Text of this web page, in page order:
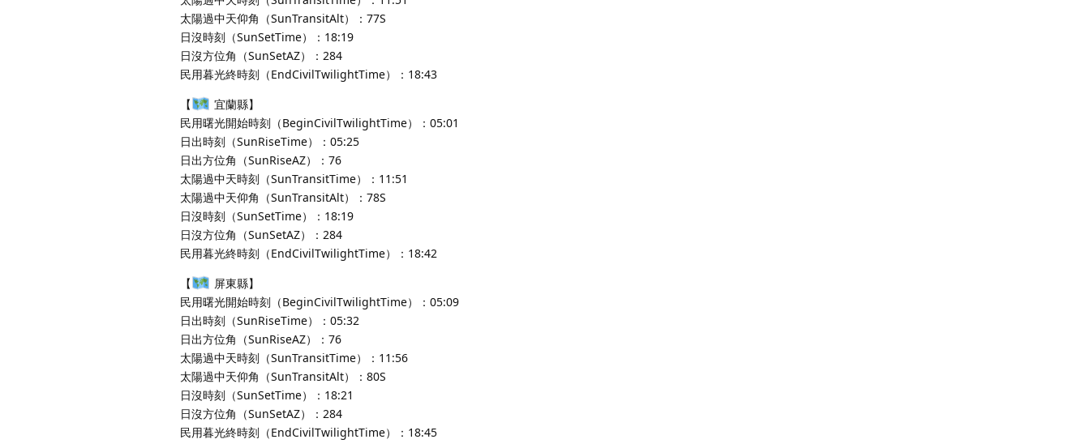
太陽過中天仰角（SunTransitAlt）：77S
日沒時刻（SunSetTime）：18:19
日沒方位角（SunSetAZ）：284
民用暮光終時刻（EndCivilTwilightTime）：18:43
【
宜蘭縣】
民用曙光開始時刻（BeginCivilTwilightTime）：05:01
日出時刻（SunRiseTime）：05:25
日出方位角（SunRiseAZ）：76
太陽過中天時刻（SunTransitTime）：11:51
太陽過中天仰角（SunTransitAlt）：78S
日沒時刻（SunSetTime）：18:19
日沒方位角（SunSetAZ）：284
民用暮光終時刻（EndCivilTwilightTime）：18:42
【
屏東縣】
民用曙光開始時刻（BeginCivilTwilightTime）：05:09
日出時刻（SunRiseTime）：05:32
日出方位角（SunRiseAZ）：76
太陽過中天時刻（SunTransitTime）：11:56
太陽過中天仰角（SunTransitAlt）：80S
日沒時刻（SunSetTime）：18:21
日沒方位角（SunSetAZ）：284
民用暮光終時刻（EndCivilTwilightTime）：18:45